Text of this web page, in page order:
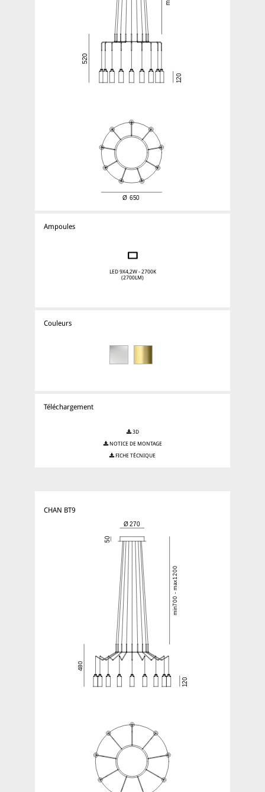
Ampoules
LED 9X4,2W - 2700K
(2700LM)
Couleurs
Téléchargement
3D
NOTICE DE MONTAGE
FICHE TÉCNIQUE
CHAN BT9